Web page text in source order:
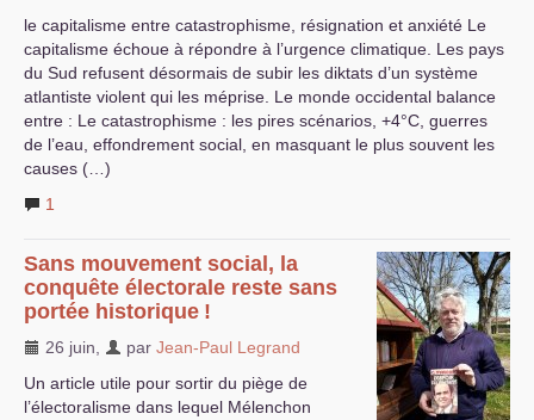
le capitalisme entre catastrophisme, résignation et anxiété Le
capitalisme échoue à répondre à l’urgence climatique. Les pays
du Sud refusent désormais de subir les diktats d’un système
atlantiste violent qui les méprise. Le monde occidental balance
entre : Le catastrophisme : les pires scénarios, +4°C, guerres
de l’eau, effondrement social, en masquant le plus souvent les
causes (…)
1
Sans mouvement social, la
conquête électorale reste sans
portée historique !
26 juin par Jean-Paul Legrand
Un article utile pour sortir du piège de
l’électoralisme dans lequel Mélenchon